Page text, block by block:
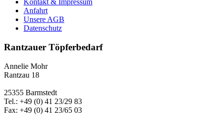
Kontakt & Impressum
Anfahrt
Unsere AGB
Datenschutz
Rantzauer Töpferbedarf
Annelie Mohr
Rantzau 18
25355 Barmstedt
Tel.: +49 (0) 41 23/29 83
Fax: +49 (0) 41 23/65 03